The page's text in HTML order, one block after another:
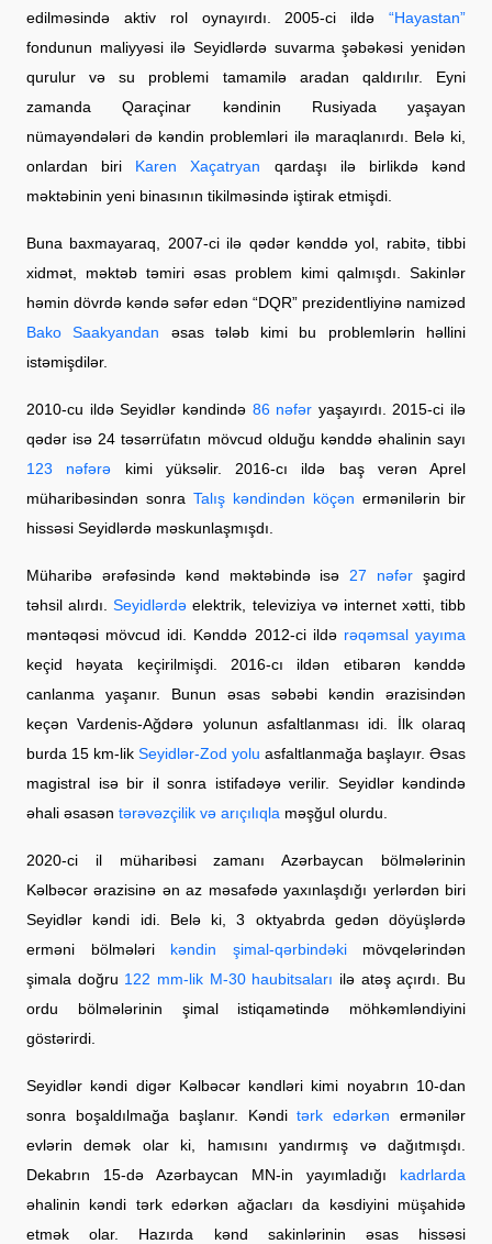
edilməsində aktiv rol oynayırdı. 2005-ci ildə “Hayastan”
fondunun maliyyəsi ilə Seyidlərdə suvarma şəbəkəsi yenidən
qurulur və su problemi tamamilə aradan qaldırılır. Eyni
zamanda Qaraçinar kəndinin Rusiyada yaşayan
nümayəndələri də kəndin problemləri ilə maraqlanırdı. Belə ki,
onlardan biri Karen Xaçatryan qardaşı ilə birlikdə kənd
məktəbinin yeni binasının tikilməsində iştirak etmişdi.
Buna baxmayaraq, 2007-ci ilə qədər kənddə yol, rabitə, tibbi
xidmət, məktəb təmiri əsas problem kimi qalmışdı. Sakinlər
həmin dövrdə kəndə səfər edən “DQR” prezidentliyinə namizəd
Bako Saakyandan əsas tələb kimi bu problemlərin həllini
istəmişdilər.
2010-cu ildə Seyidlər kəndində 86 nəfər yaşayırdı. 2015-ci ilə
qədər isə 24 təsərrüfatın mövcud olduğu kənddə əhalinin sayı
123 nəfərə kimi yüksəlir. 2016-cı ildə baş verən Aprel
müharibəsindən sonra Talış kəndindən köçən ermənilərin bir
hissəsi Seyidlərdə məskunlaşmışdı.
Müharibə ərəfəsində kənd məktəbində isə 27 nəfər şagird
təhsil alırdı.Seyidlərdə elektrik, televiziya və internet xətti, tibb
məntəqəsi mövcud idi. Kənddə 2012-ci ildə rəqəmsal yayıma
keçid həyata keçirilmişdi. 2016-cı ildən etibarən kənddə
canlanma yaşanır. Bunun əsas səbəbi kəndin ərazisindən
keçən Vardenis-Ağdərə yolunun asfaltlanması idi. İlk olaraq
burda 15 km-lik Seyidlər-Zod yolu asfaltlanmağa başlayır. Əsas
magistral isə bir il sonra istifadəyə verilir. Seyidlər kəndində
əhali əsasən tərəvəzçilik və arıçılıqla məşğul olurdu.
2020-ci il müharibəsi zamanı Azərbaycan bölmələrinin
Kəlbəcər ərazisinə ən az məsafədə yaxınlaşdığı yerlərdən biri
Seyidlər kəndi idi. Belə ki, 3 oktyabrda gedən döyüşlərdə
erməni bölmələri kəndin şimal-qərbindəkimövqelərindən
şimala doğru 122 mm-lik M-30 haubitsaları ilə atəş açırdı. Bu
ordu bölmələrinin şimal istiqamətində möhkəmləndiyini
göstərirdi.
Seyidlər kəndi digər Kəlbəcər kəndləri kimi noyabrın 10-dan
sonra boşaldılmağa başlanır. Kənditərk edərkən ermənilər
evlərin demək olar ki, hamısını yandırmış və dağıtmışdı.
Dekabrın 15-də Azərbaycan MN-in yayımladığı kadrlarda
əhalinin kəndi tərk edərkən ağacları da kəsdiyini müşahidə
etmək olar. Hazırda kənd sakinlərinin əsas hissəsi